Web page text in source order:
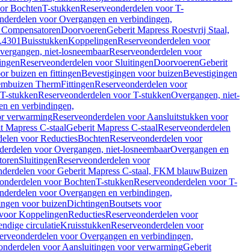
BochtenT-stukkenReserveonderdelen voor T-
voor Overgangen en verbindingen,
DoorvoerenGeberit Mapress Roestvrij Staal,
BuisstukkenKoppelingenReserveonderdelen voor
niet-losneembaarReserveonderdelen voor
Reserveonderdelen voor SluitingenDoorvoerenGeberit
buizen en fittingenBevestigingen voor buizenBevestigingen
ThermFittingenReserveonderdelen voor
T-stukkenReserveonderdelen voor T-stukkenOvergangen, niet-
en verbindingen,
verwarmingReserveonderdelen voor Aansluitstukken voor
Mapress C-staalGeberit Mapress C-staalReserveonderdelen
voor ReductiesBochtenReserveonderdelen voor
voor Overgangen, niet-losneembaarOvergangen en
SluitingenReserveonderdelen voor
voor Geberit Mapress C-staal, FKM blauwBuizen
voor BochtenT-stukkenReserveonderdelen voor T-
voor Overgangen en verbindingen,
voor buizenDichtingenBoutsets voor
KoppelingenReductiesReserveonderdelen voor
circulatieKruisstukkenReserveonderdelen voor
voor Overgangen en verbindingen,
voor Aansluitingen voor verwarmingGeberit